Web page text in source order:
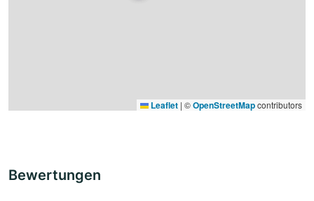
Leaflet | ©OpenStreetMapcontributors
Bewertungen